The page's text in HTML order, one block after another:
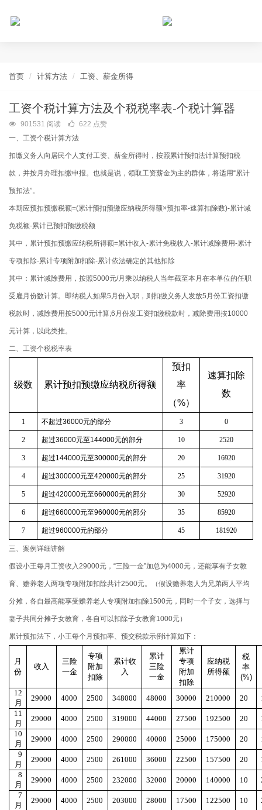
首页 计算方法 工资、薪金所得
工资个税计算方法及个税税率表-个税计算器
901531 阅读
622 点赞
一、工资个税计算方法
扣缴义务人向居民个人支付工资、薪金所得时，按照累计预扣法计算预扣税
款，并按月办理扣缴申报。也就是说，领取工资薪金为主的群体，将适用“累计
预扣法”。
本期应预扣预缴税额=(累计预扣预缴应纳税所得额×预扣率-速算扣除数)-累计减
免税额-累计已预扣预缴税额
其中，累计预扣预缴应纳税所得额=累计收入-累计免税收入-累计减除费用-累计
专项扣除-累计专项附加扣除-累计依法确定的其他扣除
其中：累计减除费用，按照5000元/月乘以纳税人当年截至本月在本单位的任职
受雇月份数计算。即纳税人如果5月份入职，则扣缴义务人发放5月份工资扣缴
税款时，减除费用按5000元计算;6月份发工资扣缴税款时，减除费用按10000
元计算，以此类推。
二、工资个税税率表
级数 累计预扣预缴应纳税所得额
预扣
率
（%）
速算扣除
数
1 不超过36000元的部分 3 0
2 超过36000元至144000元的部分 10 2520
3 超过144000元至300000元的部分 20 16920
4 超过300000元至420000元的部分 25 31920
5 超过420000元至660000元的部分 30 52920
6 超过660000元至960000元的部分 35 85920
7 超过960000元的部分 45 181920
三、案例详细讲解
假设小王每月工资收入29000元，“三险一金”加总为4000元，还能享有子女教
育、赡养老人两项专项附加扣除共计2500元。（假设赡养老人为兄弟两人平均
分摊，各自最高能享受赡养老人专项附加扣除1500元，同时一个子女，选择与
妻子共同分摊子女教育，各自可以扣除子女教育1000元）
累计预扣法下，小王每个月预扣率、预交税款示例计算如下：
月
份
收入
三险
一金
专项
附加
扣除
累计收
入
累计
三险
一金
累计
专项
附加
扣除
应纳税
所得额
税
率
(%)
12
月
29000 4000 2500 348000 48000 30000 210000 20
11
月
29000 4000 2500 319000 44000 27500 192500 20
10
月
29000 4000 2500 290000 40000 25000 175000 20
9
月
29000 4000 2500 261000 36000 22500 157500 20
8
月
29000 4000 2500 232000 32000 20000 140000 10
7
月
29000 4000 2500 203000 28000 17500 122500 10